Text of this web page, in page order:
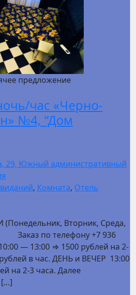
предложение
час «Черно-
№4, “Дом
29, Южный административный
, Комната, Отель
Вторник, Среда,
по телефону +7 936
— 13:00 ⇒ 1500 рублей на 2-
в час. ДЕНЬ и ВЕЧЕР 13:00
на 2-3 часа. Далее
[…]